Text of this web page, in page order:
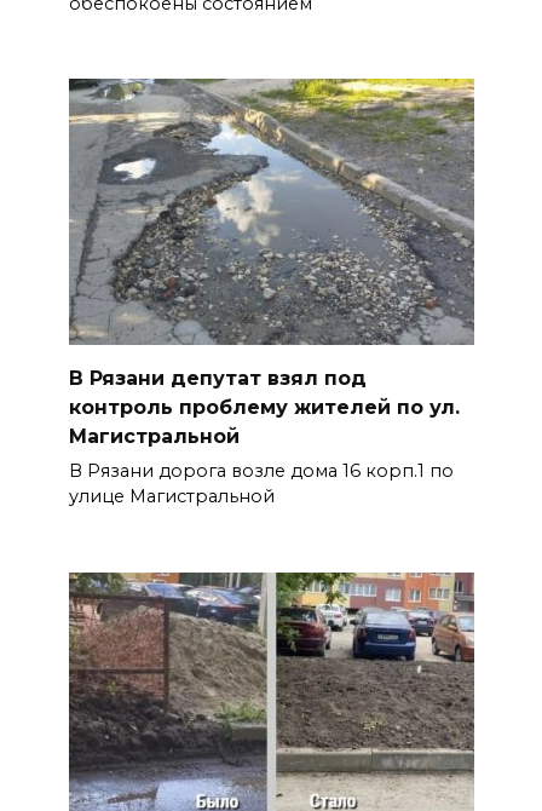
В Рязани депутат взял под
контроль проблему жителей по ул.
Магистральной
В Рязани дорога возле дома 16 корп.1 по
улице Магистральной